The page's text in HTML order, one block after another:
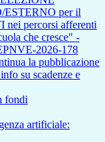
per il
nei percorsi afferenti
che cresce" -
2026-178
la pubblicazione
su scadenze e
fondi
artificiale: